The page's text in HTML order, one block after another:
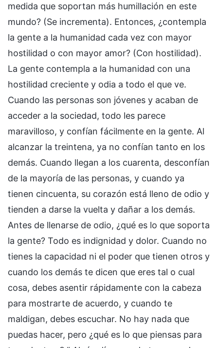
medida que soportan más humillación en este
mundo? (Se incrementa). Entonces, ¿contempla
la gente a la humanidad cada vez con mayor
hostilidad o con mayor amor? (Con hostilidad).
La gente contempla a la humanidad con una
hostilidad creciente y odia a todo el que ve.
Cuando las personas son jóvenes y acaban de
acceder a la sociedad, todo les parece
maravilloso, y confían fácilmente en la gente. Al
alcanzar la treintena, ya no confían tanto en los
demás. Cuando llegan a los cuarenta, desconfían
de la mayoría de las personas, y cuando ya
tienen cincuenta, su corazón está lleno de odio y
tienden a darse la vuelta y dañar a los demás.
Antes de llenarse de odio, ¿qué es lo que soporta
la gente? Todo es indignidad y dolor. Cuando no
tienes la capacidad ni el poder que tienen otros y
cuando los demás te dicen que eres tal o cual
cosa, debes asentir rápidamente con la cabeza
para mostrarte de acuerdo, y cuando te
maldigan, debes escuchar. No hay nada que
puedas hacer, pero ¿qué es lo que piensas para